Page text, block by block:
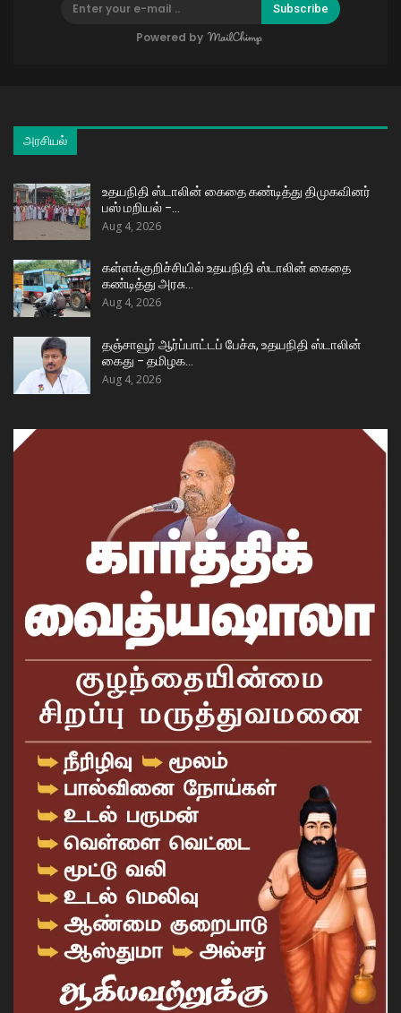
Subscribe
Powered by
அரசியல்
உதயநிதி ஸ்டாலின் கைதை கண்டித்து திமுகவினர்
பஸ் மறியல் –…
Aug 4, 2026
கள்ளக்குறிச்சியில் உதயநிதி ஸ்டாலின் கைதை
கண்டித்து அரசு…
Aug 4, 2026
தஞ்சாவூர் ஆர்ப்பாட்டப் பேச்சு, உதயநிதி ஸ்டாலின்
கைது – தமிழக…
Aug 4, 2026